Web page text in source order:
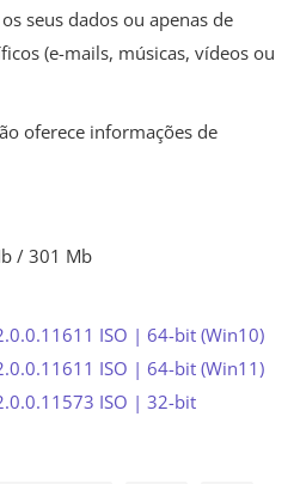
seus dados ou apenas de
(e-mails, músicas, vídeos ou
oferece informações de
/ 301 Mb
ISO | 64-bit (Win10)
ISO | 64-bit (Win11)
ISO | 32-bit